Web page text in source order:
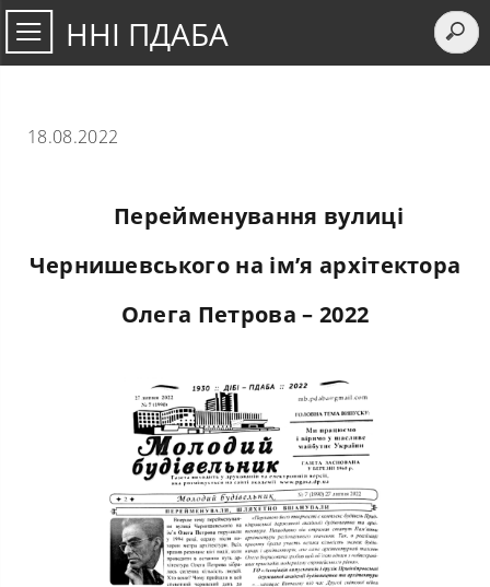
ННІ ПДАБА
18.08.2022
Перейменування вулиці
Чернишевського на ім’я архітектора
Олега Петрова – 2022